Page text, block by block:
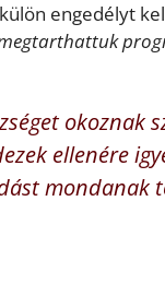
engedélyt
okoznak
ellenére
mondanak